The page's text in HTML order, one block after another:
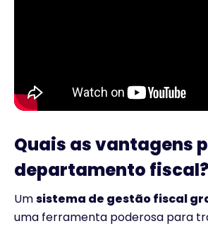
Quais as vantagens
departamento fiscal?
Umsistema de gestão fiscal
uma ferramenta poderosa para